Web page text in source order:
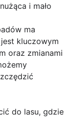
i mało
ma
kluczowym
oraz zmianami
do lasu, gdzie